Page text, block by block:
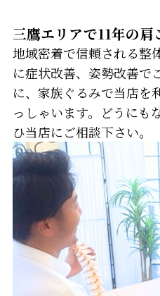
三鷹エリアで11年の
地域密着で信頼される整
に症状改善、姿勢改善で
に、家族ぐるみで当店を
っしゃいます。どうにも
ひ当店にご相談下さい。